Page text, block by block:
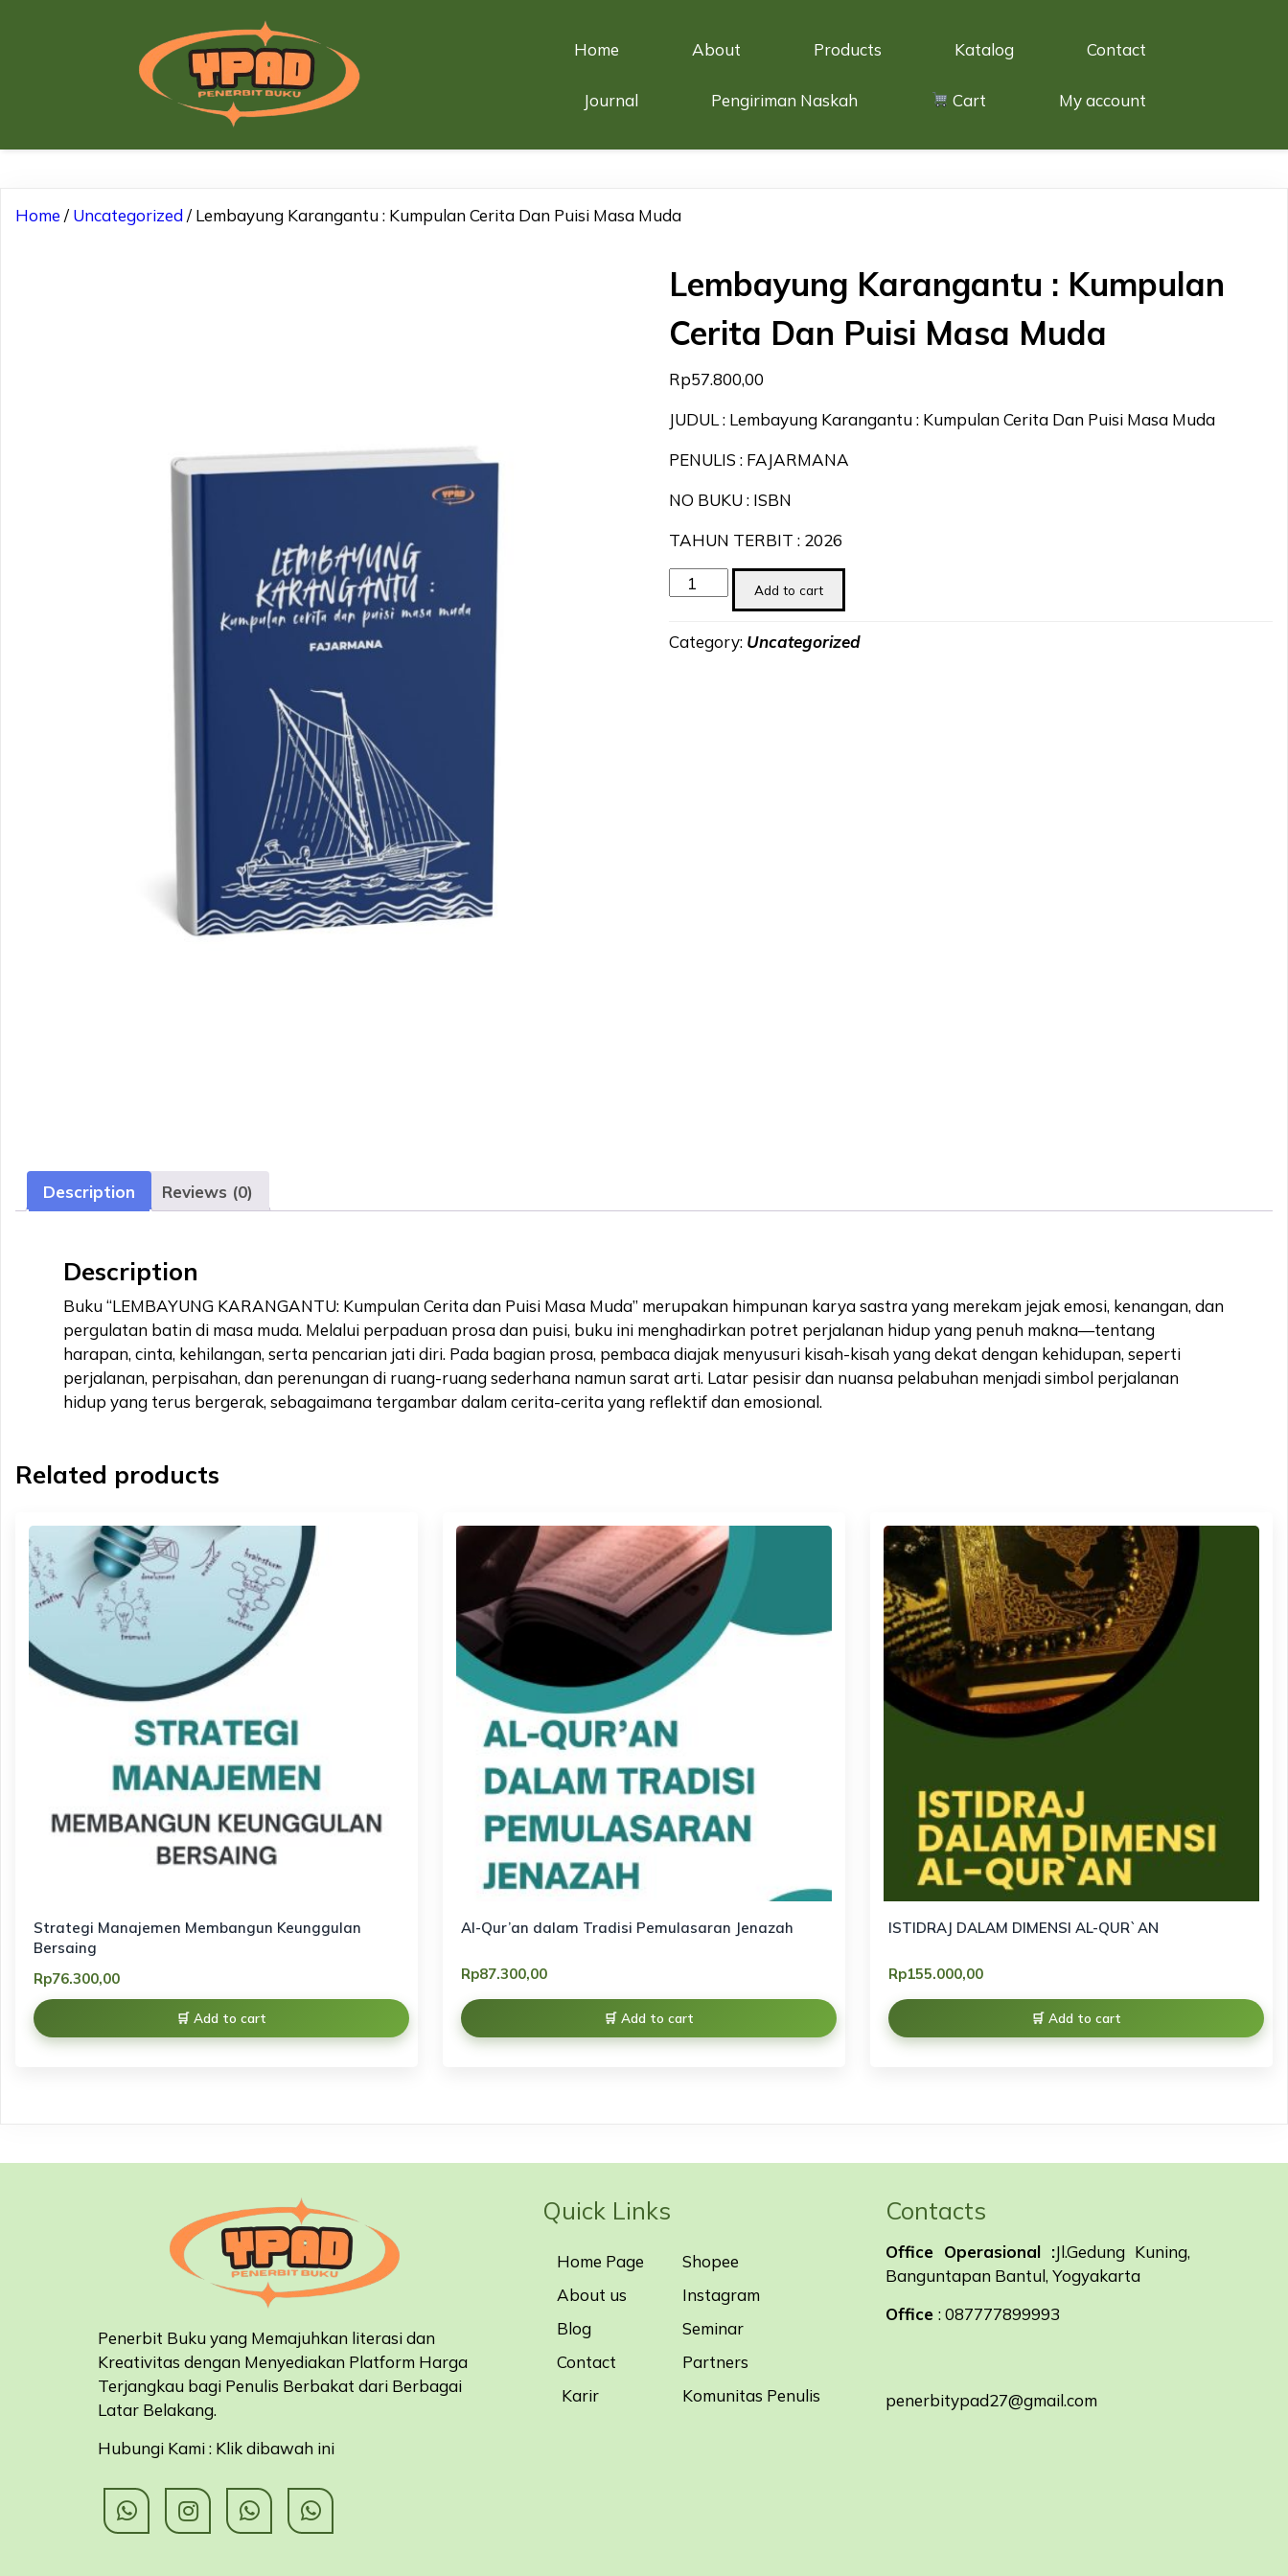
Home About Products Katalog Contact
Journal Pengiriman Naskah Cart My account
Home /Uncategorized/ Lembayung Karangantu : Kumpulan Cerita Dan Puisi Masa Muda
Lembayung Karangantu : Kumpulan
Cerita Dan Puisi Masa Muda
Rp57.800,00
JUDUL : Lembayung Karangantu : Kumpulan Cerita Dan Puisi Masa Muda
PENULIS : FAJARMANA
NO BUKU : ISBN
TAHUN TERBIT : 2026
Lembayung
Karangantu
Kumpulan
Add to cart
Category: Uncategorized
Description Reviews (0)
Description
Buku “LEMBAYUNG KARANGANTU: Kumpulan Cerita dan Puisi Masa Muda” merupakan himpunan karya sastra yang merekam jejak emosi, kenangan, dan
pergulatan batin di masa muda. Melalui perpaduan prosa dan puisi, buku ini menghadirkan potret perjalanan hidup yang penuh makna—tentang
harapan, cinta, kehilangan, serta pencarian jati diri. Pada bagian prosa, pembaca diajak menyusuri kisah-kisah yang dekat dengan kehidupan, seperti
perjalanan, perpisahan, dan perenungan di ruang-ruang sederhana namun sarat arti. Latar pesisir dan nuansa pelabuhan menjadi simbol perjalanan
hidup yang terus bergerak, sebagaimana tergambar dalam cerita-cerita yang reflektif dan emosional.
Related products
Strategi Manajemen Membangun Keunggulan
Bersaing
Rp76.300,00
Add to cart
Al-Qur’an dalam Tradisi Pemulasaran Jenazah
Rp87.300,00
Add to cart
ISTIDRAJ DALAM DIMENSI AL-QUR`AN
Rp155.000,00
Add to cart
Penerbit Buku yang Memajuhkan literasi dan
Kreativitas dengan Menyediakan Platform Harga
Terjangkau bagi Penulis Berbakat dari Berbagai
Latar Belakang.
Hubungi Kami : Klik dibawah ini
Quick Links
Home Page
About us
Blog
Contact
Karir
Shopee
Instagram
Seminar
Partners
Komunitas Penulis
Contacts
Office Operasional :Jl.Gedung Kuning,
Banguntapan Bantul, Yogyakarta
Office: 087777899993
penerbitypad27@gmail.com